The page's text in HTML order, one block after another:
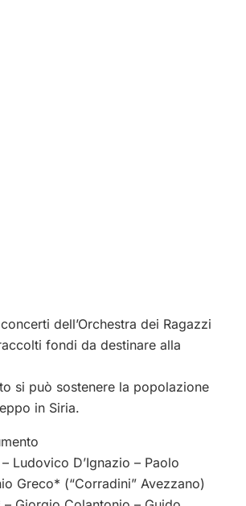
dell’Orchestra dei Ragazzi
fondi da destinare alla
si può sostenere la popolazione
in Siria.
Ludovico D’Ignazio – Paolo
Greco* (“Corradini” Avezzano)